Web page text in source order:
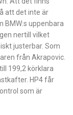
att det inte är
BMW:s uppenbara
nertill vilket
justerbar. Som
från Akrapovic.
199,2 körklara
HP4 får
som är